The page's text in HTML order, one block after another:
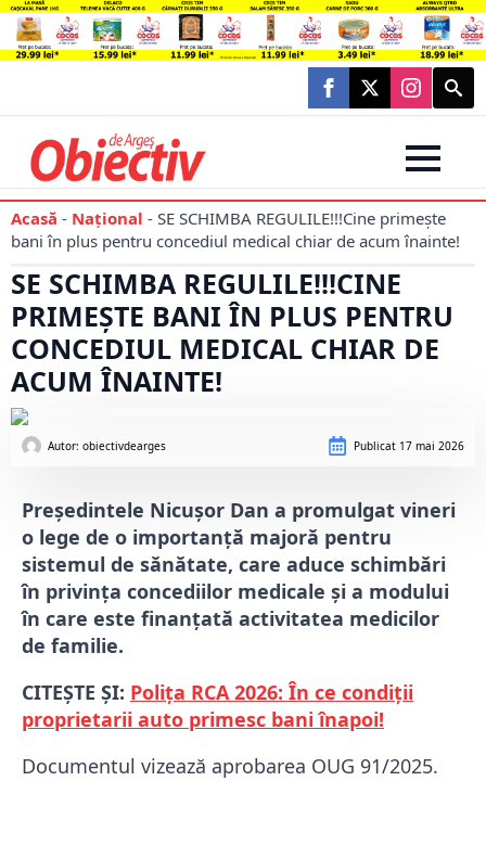
Search
for:
Acasă - Național - SE SCHIMBA REGULILE!!!Cine primește
bani în plus pentru concediul medical chiar de acum înainte!
SE SCHIMBA REGULILE!!!CINE
PRIMEȘTE BANI ÎN PLUS PENTRU
CONCEDIUL MEDICAL CHIAR DE
ACUM ÎNAINTE!
Autor: obiectivdearges Publicat 17 mai 2026
Președintele Nicușor Dan a promulgat vineri
o lege de o importanță majoră pentru
sistemul de sănătate, care aduce schimbări
în privința concediilor medicale și a modului
în care este finanțată activitatea medicilor
de familie.
CITEȘTE ȘI: Polița RCA 2026: În ce condiții
proprietarii auto primesc bani înapoi!
Documentul vizează aprobarea OUG 91/2025.